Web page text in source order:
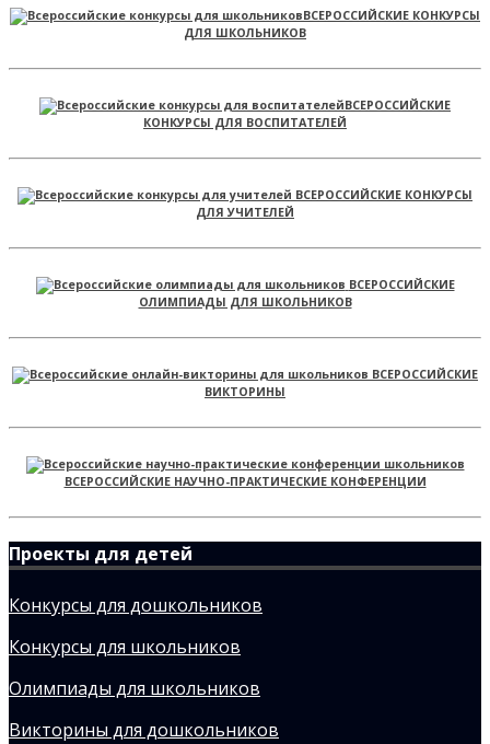
ВСЕРОССИЙСКИЕ КОНКУРСЫ
ДЛЯ ШКОЛЬНИКОВ
ВСЕРОССИЙСКИЕ
КОНКУРСЫ ДЛЯ ВОСПИТАТЕЛЕЙ
ВСЕРОССИЙСКИЕ КОНКУРСЫ
ДЛЯ УЧИТЕЛЕЙ
ВСЕРОССИЙСКИЕ
ОЛИМПИАДЫ ДЛЯ ШКОЛЬНИКОВ
ВСЕРОССИЙСКИЕ
ВИКТОРИНЫ
ВСЕРОССИЙСКИЕ НАУЧНО-ПРАКТИЧЕСКИЕ КОНФЕРЕНЦИИ
Проекты для детей
Конкурсы для дошкольников
Конкурсы для школьников
Олимпиады для школьников
Викторины для дошкольников